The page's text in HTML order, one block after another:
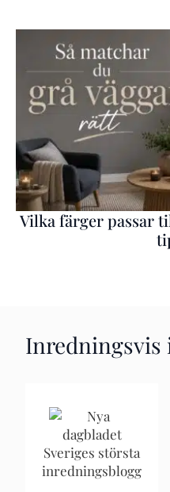
Vilka färger passar
Inredningsvis
Sveriges största
inredningsblogg